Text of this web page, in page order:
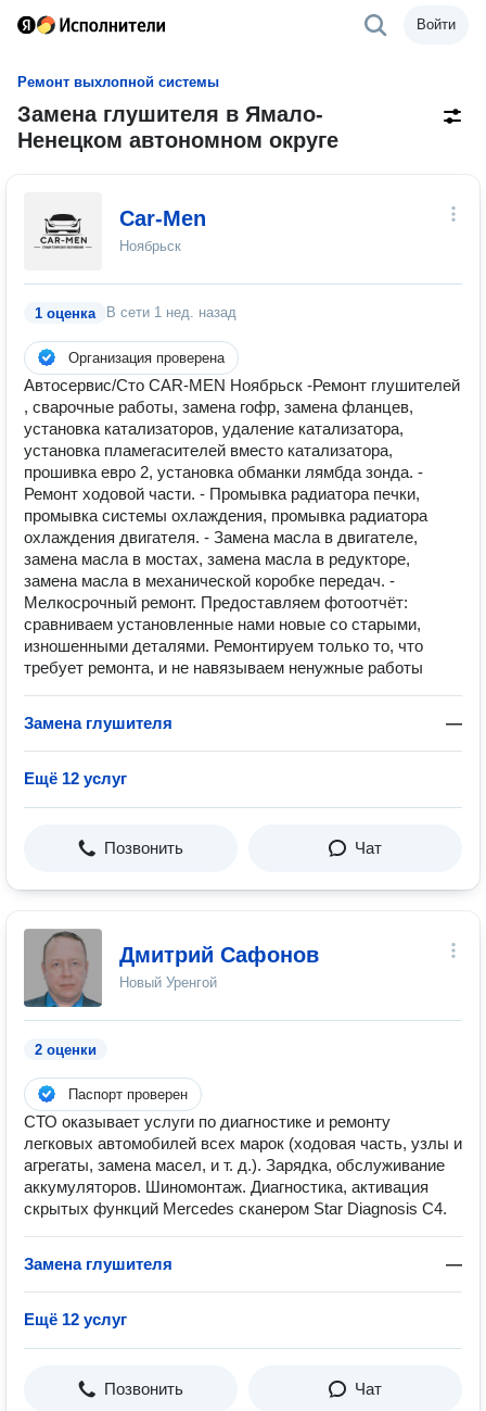
Войти
Ремонт выхлопной системы
Замена глушителя в Ямало-
Ненецком автономном округе
Car-Men
Ноябрьск
1 оценка В сети 1 нед. назад
Организация проверена
Автосервис/Сто CAR-MEN Ноябрьск -Ремонт глушителей
, сварочные работы, замена гофр, замена фланцев,
установка катализаторов, удаление катализатора,
установка пламегасителей вместо катализатора,
прошивка евро 2, установка обманки лямбда зонда. -
Ремонт ходовой части. - Промывка радиатора печки,
промывка системы охлаждения, промывка радиатора
охлаждения двигателя. - Замена масла в двигателе,
замена масла в мостах, замена масла в редукторе,
замена масла в механической коробке передач. -
Мелкосрочный ремонт. Предоставляем фотоотчёт:
сравниваем установленные нами новые со старыми,
изношенными деталями. Ремонтируем только то, что
требует ремонта, и не навязываем ненужные работы
Замена глушителя —
Ещё 12 услуг
Позвонить Чат
Дмитрий Сафонов
Новый Уренгой
2 оценки
Паспорт проверен
СТО оказывает услуги по диагностике и ремонту
легковых автомобилей всех марок (ходовая часть, узлы и
агрегаты, замена масел, и т. д.). Зарядка, обслуживание
аккумуляторов. Шиномонтаж. Диагностика, активация
скрытых функций Mercedes сканером Star Diagnosis C4.
Замена глушителя —
Ещё 12 услуг
Позвонить Чат